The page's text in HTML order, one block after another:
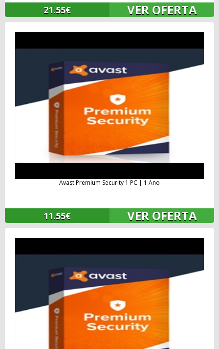
21.55€ VER OFERTA
Avast Premium Security 1 PC | 1 Ano
11.55€ VER OFERTA